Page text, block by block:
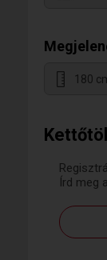
Írd meg
180